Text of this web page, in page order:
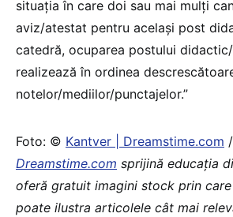
situaţia în care doi sau mai mulţi
aviz/atestat pentru același post
catedră, ocuparea postului
realizează în ordinea
notelor/mediilor/punctajelor.”
Foto: © Kantver | Dreamstime.com /
Dreamstime.com sprijină educaţia
oferă gratuit imagini stock prin care
poate ilustra articolele cât mai